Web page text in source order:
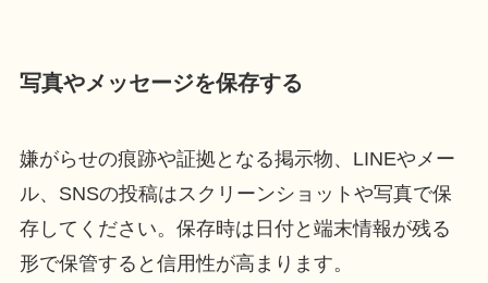
写真やメッセージを保存する
嫌がらせの痕跡や証拠となる掲示物、LINEやメー
ル、SNSの投稿はスクリーンショットや写真で保
存してください。保存時は日付と端末情報が残る
形で保管すると信用性が高まります。